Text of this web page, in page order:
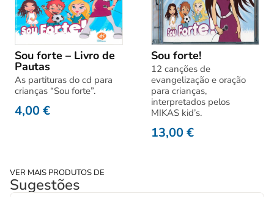
Sou forte – Livro de
Pautas
As partituras do cd para
crianças “Sou forte”.
4,00€
Sou forte!
12 canções de
evangelização e oração
para crianças,
interpretados pelos
MIKAS kid’s.
13,00€
VER MAIS PRODUTOS DE
Sugestões